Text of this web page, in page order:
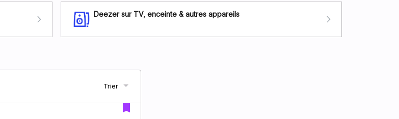
Deezer sur TV, enceinte & autres appareils
Trier